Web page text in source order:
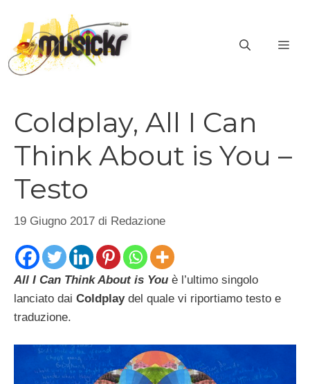
contenuto
Coldplay, All I Can
Think About is You –
Testo
19 Giugno 2017 di Redazione
All I Can Think About is You è l’ultimo singolo
lanciato dai Coldplaydel quale vi riportiamo testo e
traduzione.